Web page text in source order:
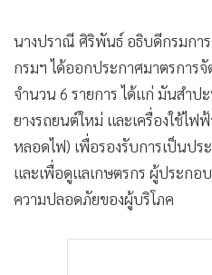
• ท่องเที่ยว
• กีฬา
• ต่างประเทศ
• Special Scoop
• เศรษฐกิจ-ธุรกิจ
• จีน
• ชุมชน-คุณภาพชีวิต
อาชญากรรม
นางปราณี ศิริพันธ์ อธิบดีกรมการ
กรมฯ ได้ออกประกาศมาตรการ
จำนวน 6 รายการ ได้แก่ มันสำป
ยางรถยนต์ใหม่ และเครื่องใช้ไ
หลอดไฟ) เพื่อรองรับการเป็นปร
และเพื่อดูแลเกษตรกร ผู้ประกอ
ความปลอดภัยของผู้บริโภค